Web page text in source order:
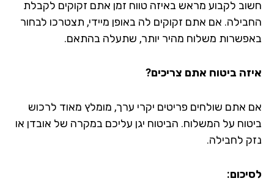
לקבוע מראש באיזה טווח זמן אתם זקוקים לקבלת
אם אתם זקוקים לה באופן מיידי, תצטרכו לבחור
משלוח מהיר יותר, שתעלה בהתאם.
ביטוח אתם צריכים?
אתם שולחים פריטים יקרי ערך, מומלץ מאוד לרכוש
על המשלוח. הביטוח יגן עליכם במקרה של אובדן או
לחבילה.